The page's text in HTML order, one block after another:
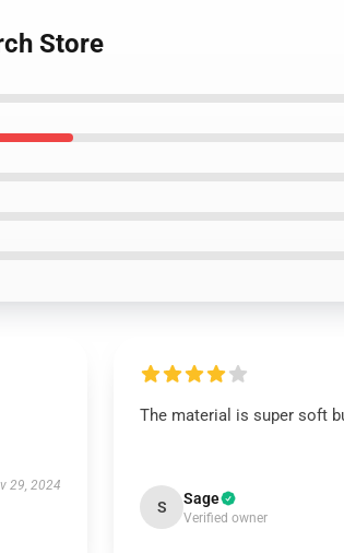
Store
29, 2024
The material is super soft
S Sage
Verified owner